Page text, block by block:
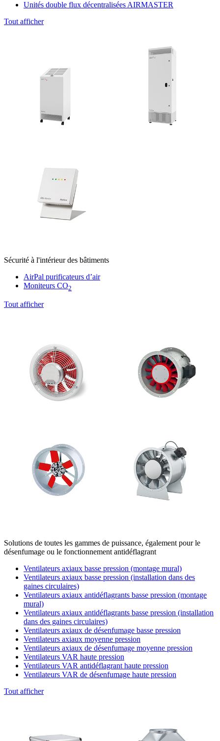
Unités double flux décentralisées AIRMASTER
Tout afficher
Sécurité à l'intérieur des bâtiments
AirPal purificateurs d’air
Moniteurs CO2
Tout afficher
Solutions de toutes les gammes de puissance, également pour le
désenfumage ou le fonctionnement antidéflagrant
Ventilateurs axiaux basse pression (montage mural)
Ventilateurs axiaux basse pression (installation dans des
gaines circulaires)
Ventilateurs axiaux antidéflagrants basse pression (montage
mural)
Ventilateurs axiaux antidéflagrants basse pression (installation
dans des gaines circulaires)
Ventilateurs axiaux de désenfumage basse pression
Ventilateurs axiaux moyenne pression
Ventilateurs axiaux de désenfumage moyenne pression
Ventilateurs VAR haute pression
Ventilateurs VAR antidéflagrant haute pression
Ventilateurs VAR de désenfumage haute pression
Tout afficher